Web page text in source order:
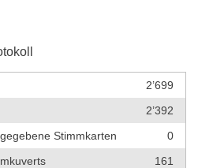
2’699
2’392
Stimmkarten
0
161